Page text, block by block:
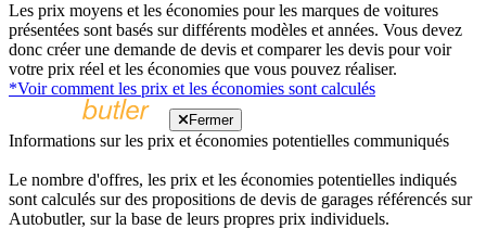
Les prix moyens et les économies pour les marques de voitures
présentées sont basés sur différents modèles et années. Vous devez
donc créer une demande de devis et comparer les devis pour voir
votre prix réel et les économies que vous pouvez réaliser.
*Voir comment les prix et les économies sont calculés
Fermer
Informations sur les prix et économies potentielles communiqués
Le nombre d'offres, les prix et les économies potentielles indiqués
sont calculés sur des propositions de devis de garages référencés sur
Autobutler, sur la base de leurs propres prix individuels.